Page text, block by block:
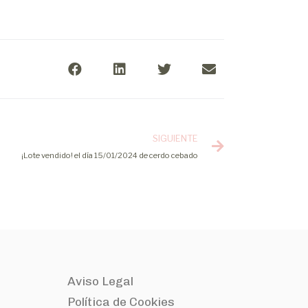
SIGUIENTE
¡Lote vendido! el día 15/01/2024 de cerdo cebado
Aviso Legal
Política de Cookies